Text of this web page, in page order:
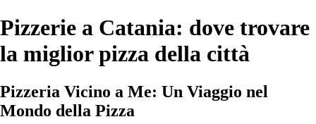
Pizzerie a Catania: dove trovare
la miglior pizza della città
Pizzeria Vicino a Me: Un Viaggio nel
Mondo della Pizza